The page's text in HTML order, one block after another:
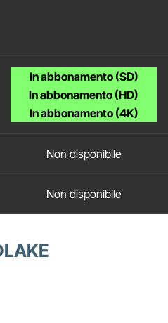
In abbonamento (SD)
In abbonamento (HD)
In abbonamento (4K)
Non disponibile
Non disponibile